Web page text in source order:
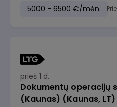
5000 - 6500 €/mėn.
prieš 1 d.
Dokumentų operacijų
(Kaunas) (Kaunas, LT)